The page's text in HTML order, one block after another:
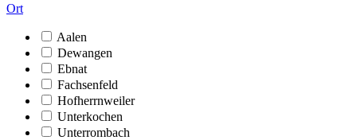
Ort
Aalen
Dewangen
Ebnat
Fachsenfeld
Hofherrnweiler
Unterkochen
Unterrombach